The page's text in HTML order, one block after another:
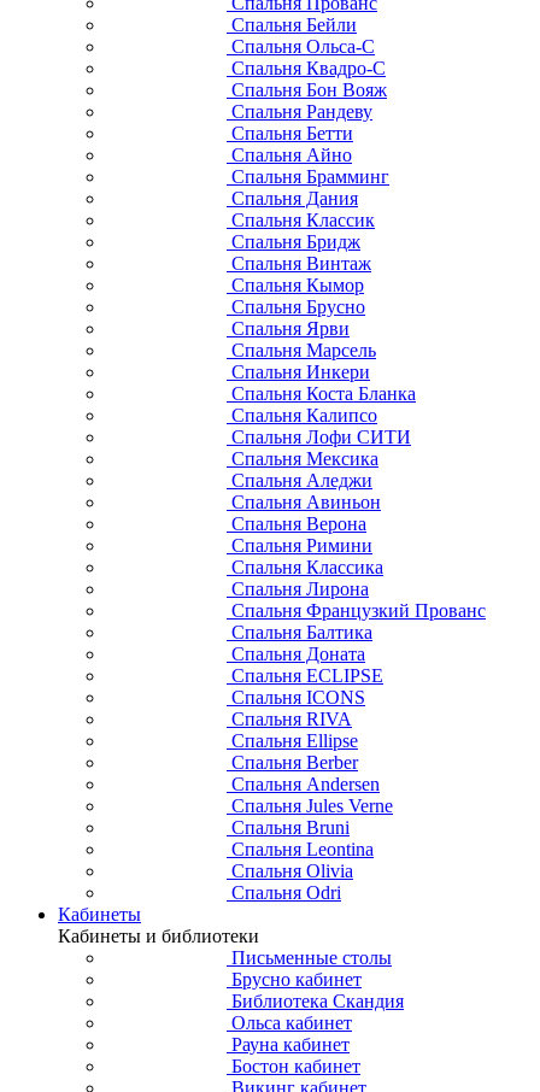
Спальня Бейли
Спальня Ольса-С
Спальня Квадро-С
Спальня Бон Вояж
Спальня Рандеву
Спальня Бетти
Спальня Айно
Спальня Брамминг
Спальня Дания
Спальня Классик
Спальня Бридж
Спальня Винтаж
Спальня Кымор
Спальня Брусно
Спальня Ярви
Спальня Марсель
Спальня Инкери
Спальня Коста Бланка
Спальня Калипсо
Спальня Лофи СИТИ
Спальня Мексика
Спальня Аледжи
Спальня Авиньон
Спальня Верона
Спальня Римини
Спальня Классика
Спальня Лирона
Спальня Французкий Прованс
Спальня Балтика
Спальня Доната
Спальня ECLIPSE
Спальня ICONS
Спальня RIVA
Спальня Ellipse
Спальня Berber
Спальня Andersen
Спальня Jules Verne
Спальня Bruni
Спальня Leontina
Спальня Olivia
Спальня Odri
Кабинеты
Кабинеты и библиотеки
Письменные столы
Брусно кабинет
Библиотека Скандия
Ольса кабинет
Рауна кабинет
Бостон кабинет
Викинг кабинет